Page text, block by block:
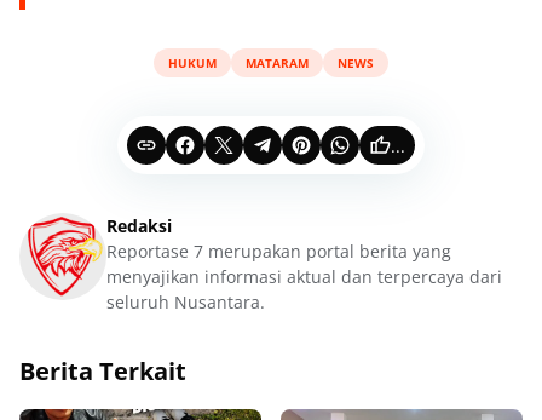
HUKUM MATARAM NEWS
...
Redaksi
Reportase 7 merupakan portal berita yang
menyajikan informasi aktual dan terpercaya dari
seluruh Nusantara.
Berita Terkait